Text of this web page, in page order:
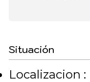
Situación
Localizacion :